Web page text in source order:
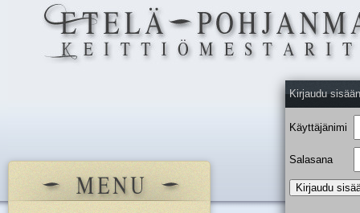
Kirjaudu sisään
Käyttäjänimi
Salasana